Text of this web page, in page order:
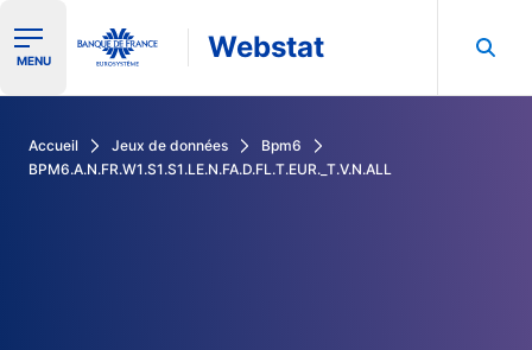
Ouvrir le menu de navigation
MENU Webstat
Accueil Jeux de données
Bpm6
BPM6.A.N.FR.W1.S1.S1.LE.N.FA.D.FL.T.EUR._T.V.N.ALL